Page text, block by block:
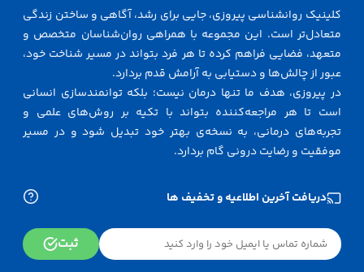
کلینیک روانشناسی پیروزی، جایی برای رشد، آگاهی و ساختن زندگی
متعادل‌تر است. این مجموعه با همراهی روان‌شناسان متخصص و
متعهد، فضایی فراهم کرده تا هر فرد بتواند در مسیر شناخت خود،
عبور از چالش‌ها و دستیابی به آرامش قدم بردارد.
در پیروزی، هدف ما تنها درمان نیست؛ بلکه توانمندسازی انسانی
است تا هر مراجعه‌کننده بتواند با تکیه بر روش‌های علمی و
تجربه‌های درمانی، به نسخه‌ی بهتر خود تبدیل شود و در مسیر
موفقیت و رضایت درونی گام بردارد.
دریافت آخرین اطلاعیه و تخفیف ها
ثبت